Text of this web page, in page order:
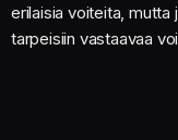
erilaisia voiteita, mutta
tarpeisiin vastaavaa